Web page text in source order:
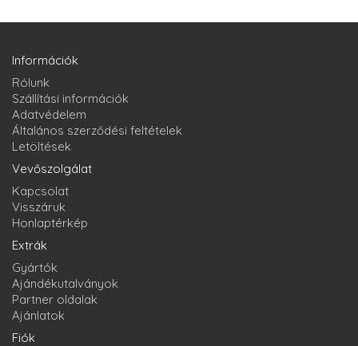
Információk
Rólunk
Szállítási információk
Adatvédelem
Általános szerződési feltételek
Letöltések
Vevőszolgálat
Kapcsolat
Visszáruk
Honlaptérkép
Extrák
Gyártók
Ajándékutalványok
Partner oldalak
Ajánlatok
Fiók